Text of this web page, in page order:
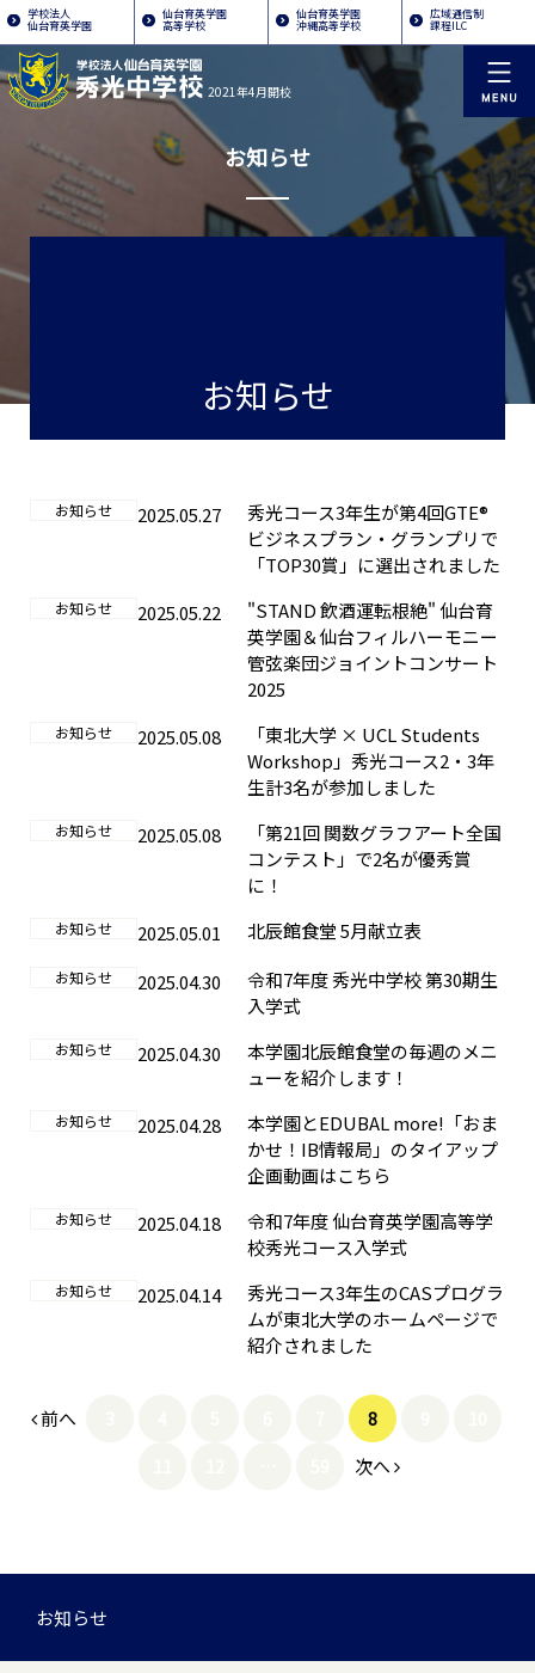
学校法人
仙台育英学園
仙台育英学園
高等学校
仙台育英学園
沖縄高等学校
広域通信制
課程ILC
2021年4月開校
お知らせ
お知らせ
お知らせ 2025.05.27
秀光コース3年生が第4回GTE®
ビジネスプラン・グランプリで
「TOP30賞」に選出されました
お知らせ 2025.05.22
"STAND 飲酒運転根絶" 仙台育
英学園＆仙台フィルハーモニー
管弦楽団ジョイントコンサート
2025
お知らせ 2025.05.08
「東北大学 × UCL Students
Workshop」秀光コース2・3年
生計3名が参加しました
お知らせ 2025.05.08
「第21回 関数グラフアート全国
コンテスト」で2名が優秀賞
に！
お知らせ 2025.05.01 北辰館食堂 5月献立表
お知らせ 2025.04.30
令和7年度 秀光中学校 第30期生
入学式
お知らせ 2025.04.30
本学園北辰館食堂の毎週のメニ
ューを紹介します！
お知らせ 2025.04.28
本学園とEDUBAL more!「おま
かせ！IB情報局」のタイアップ
企画動画はこちら
お知らせ 2025.04.18
令和7年度 仙台育英学園高等学
校秀光コース入学式
お知らせ 2025.04.14
秀光コース3年生のCASプログラ
ムが東北大学のホームページで
紹介されました
前へ 8
次へ
お知らせ